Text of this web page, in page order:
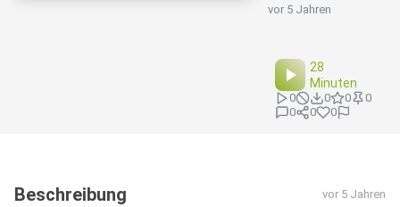
vor 5 Jahren
28
Minuten
0 0 0
0
0
0 0
Beschreibung vor 5 Jahren